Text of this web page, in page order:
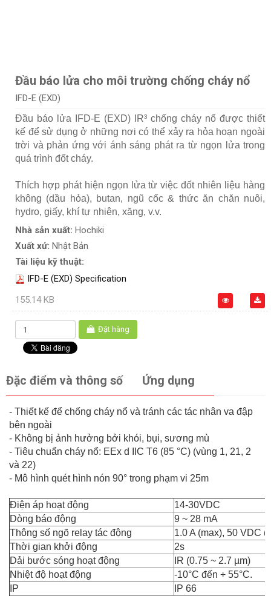
Đầu báo lửa cho môi trường chống cháy nổ
IFD-E (EXD)
Đầu báo lửa IFD-E (EXD) IR³ chống cháy nổ được thiết
kế để sử dụng ở những nơi có thể xảy ra hỏa hoạn ngoài
trời và phản ứng với ánh sáng phát ra từ ngọn lửa trong
quá trình đốt cháy.
Thích hợp phát hiện ngọn lửa từ việc đốt nhiên liệu hàng
không (dầu hỏa), butan, ngũ cốc & thức ăn chăn nuôi,
hydro, giấy, khí tự nhiên, xăng, v.v.
Nhà sản xuất: Hochiki
Xuất xứ: Nhật Bản
Tài liệu kỹ thuật:
IFD-E (EXD) Specification
155.14 KB
Đặt hàng
Đặc điểm và thông số Ứng dụng
- Thiết kế để chống cháy nổ và tránh các tác nhân va đập
bên ngoài
- Không bị ảnh hưởng bởi khói, bụi, sương mù
- Tiêu chuẩn cháy nổ: EEx d IIC T6 (85 °C) (vùng 1, 21, 2
và 22)
- Mô hình quét hình nón 90° trong phạm vi 25m
Điện áp hoạt động
14-30VDC
Dòng báo động
9 ~ 28 mA
Thông số ngõ relay tác động
1.0 A (max), 50 VDC
Thời gian khởi động
2s
Dải bước sóng hoạt động
IR (0.75 ~ 2.7 µm)
Nhiệt độ hoạt động
-10°C đến + 55°C.
IP
IP 66